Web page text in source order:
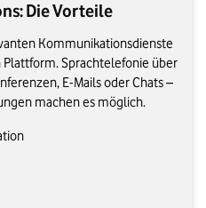
Die Vorteile
Kommunikationsdienste
Sprachtelefonie über
E-Mails oder Chats –
machen es möglich.